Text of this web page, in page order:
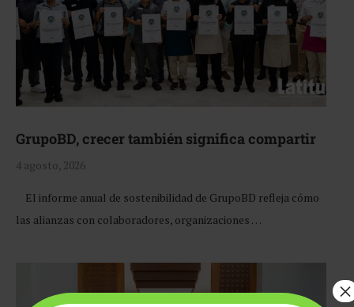
GrupoBD, crecer también significa compartir
4 agosto, 2026
El informe anual de sostenibilidad de GrupoBD refleja cómo
las alianzas con colaboradores, organizaciones …
×